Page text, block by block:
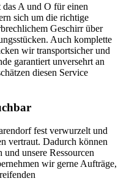
A und O für einen
sich um die richtige
Geschirr über
Auch komplette
wir transportsicher und
garantiert unversehrt an
diesen Service
fest verwurzelt und
vertraut. Dadurch können
unsere Ressourcen
wir gerne Aufträge,